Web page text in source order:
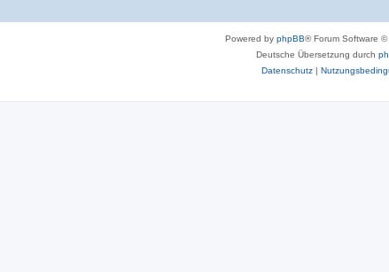
Powered by phpBB® Forum Software ©
Deutsche Übersetzung durch
Datenschutz|